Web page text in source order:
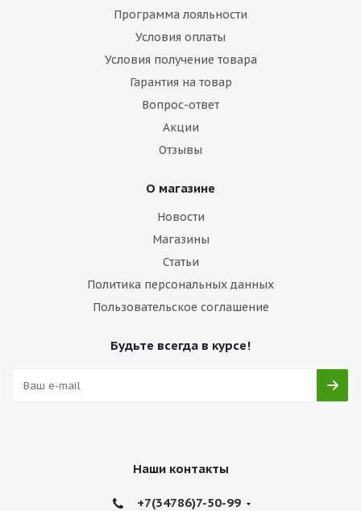
Программа лояльности
Условия оплаты
Условия получение товара
Гарантия на товар
Вопрос-ответ
Акции
Отзывы
О магазине
Новости
Магазины
Статьи
Политика персональных данных
Пользовательское соглашение
Будьте всегда в курсе!
Наши контакты
+7(34786)7-50-99